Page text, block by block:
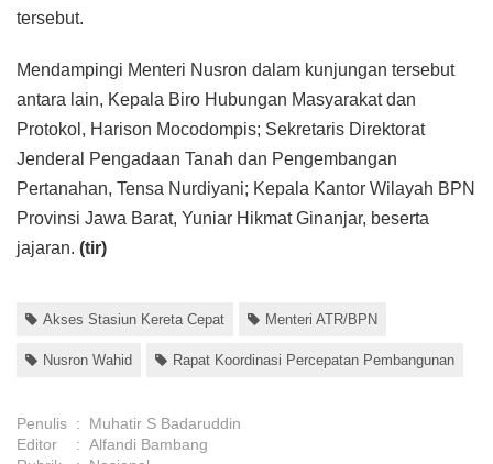
tersebut.
Mendampingi Menteri Nusron dalam kunjungan tersebut
antara lain, Kepala Biro Hubungan Masyarakat dan
Protokol, Harison Mocodompis; Sekretaris Direktorat
Jenderal Pengadaan Tanah dan Pengembangan
Pertanahan, Tensa Nurdiyani; Kepala Kantor Wilayah BPN
Provinsi Jawa Barat, Yuniar Hikmat Ginanjar, beserta
jajaran. (tir)
Akses Stasiun Kereta Cepat Menteri ATR/BPN
Nusron Wahid Rapat Koordinasi Percepatan Pembangunan
Penulis :
Muhatir S Badaruddin
Editor
: Alfandi Bambang